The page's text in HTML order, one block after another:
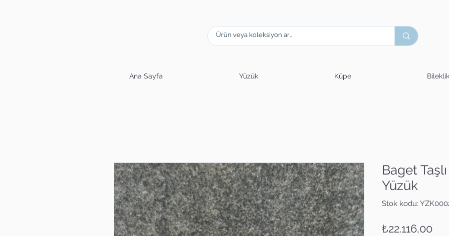
Ana Sayfa Yüzük Küpe Bileklik
Baget
Yüzük
Stok kodu:
₺22.116,00